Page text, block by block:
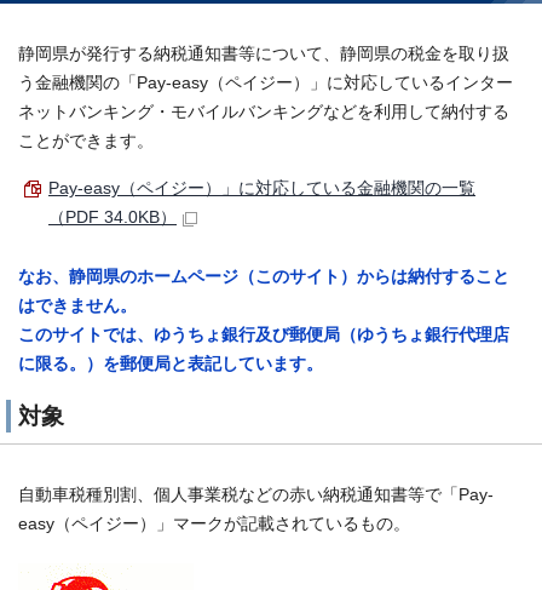
静岡県が発行する納税通知書等について、静岡県の税金を取り扱
う金融機関の「Pay-easy（ペイジー）」に対応しているインター
ネットバンキング・モバイルバンキングなどを利用して納付する
ことができます。
Pay-easy（ペイジー）」に対応している金融機関の一覧
（PDF 34.0KB）
なお、静岡県のホームページ（このサイト）からは納付すること
はできません。
このサイトでは、ゆうちょ銀行及び郵便局（ゆうちょ銀行代理店
に限る。）を郵便局と表記しています。
対象
自動車税種別割、個人事業税などの赤い納税通知書等で「Pay-
easy（ペイジー）」マークが記載されているもの。